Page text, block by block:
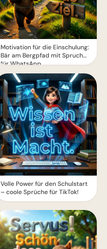
Motivation für die Einschulung:
Bär am Bergpfad mit Spruch
für WhatsApp
Volle Power für den Schulstart
– coole Sprüche für TikTok!